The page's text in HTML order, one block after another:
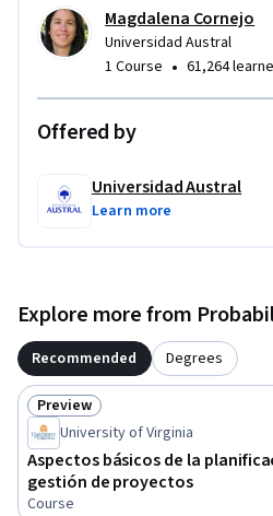
Magdalena Cornejo
Universidad Austral
1 Course • 61,264
Offered by
Universidad Austral
Learn more
Explore more from
Recommended Degrees
Status: Preview
Preview
University of Virginia
Aspectos básicos de la
gestión de proyectos
Course